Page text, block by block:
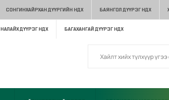
СОНГИНХАЙРХАН ДҮҮРГИЙН НДХ БАЯНГОЛ ДҮҮРЭГ НДХ
НАЛАЙХ ДҮҮРЭГ НДХ БАГАХАНГАЙ ДҮҮРЭГ НДХ